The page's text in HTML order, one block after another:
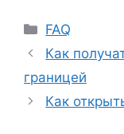
FAQ
Как
границей
Как